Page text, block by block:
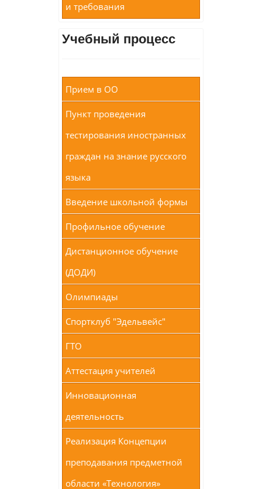
и требования
Учебный процесс
Прием в ОО
Пункт проведения
тестирования иностранных
граждан на знание русского
языка
Введение школьной формы
Профильное обучение
Дистанционное обучение
(ДОДИ)
Олимпиады
Спортклуб "Эдельвейс"
ГТО
Аттестация учителей
Инновационная
деятельность
Реализация Концепции
преподавания предметной
области «Технология»